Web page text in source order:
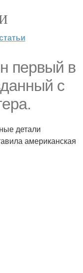
первый в
с
детали
американская